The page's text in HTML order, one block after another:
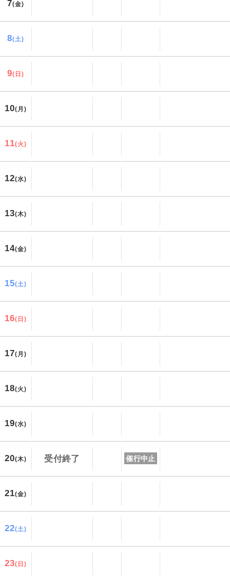
7(金)
8(土)
9(日)
10(月)
11(火)
12(水)
13(木)
14(金)
15(土)
16(日)
17(月)
18(火)
19(水)
20(木) 受付終了 催行中止
21(金)
22(土)
23(日)